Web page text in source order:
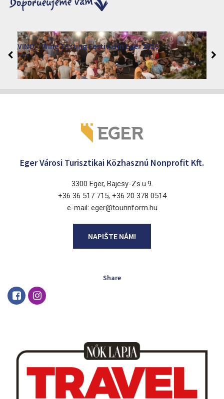
VINO – Wine Tasting Festival in Eger 2026
2026. srpen 12 - 17.
Eger 3300, Dobó István tér
Eger Városi Turisztikai Közhasznú Nonprofit Kft.
3300 Eger, Bajcsy-Zs.u.9.
+36 36 517 715, +36 20 378 0514
e-mail: eger@tourinform.hu
NAPIŠTE NÁM!
Share